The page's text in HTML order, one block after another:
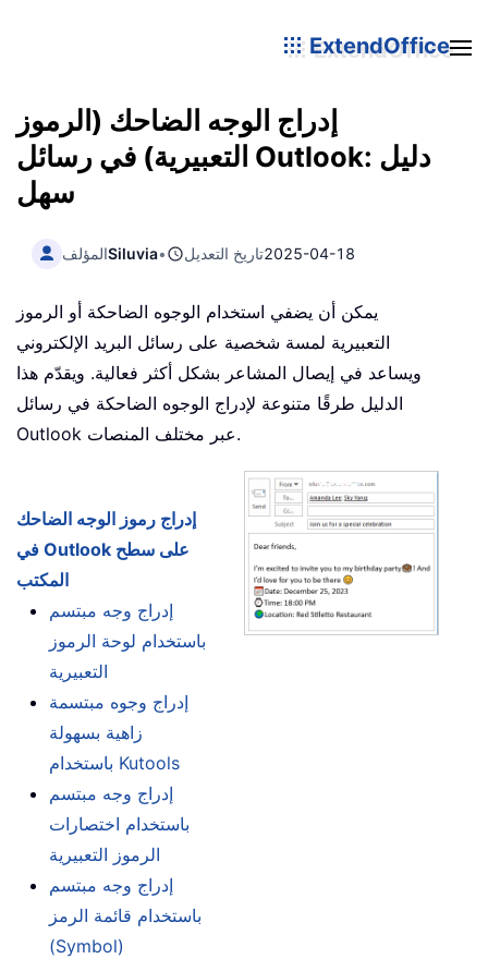
ExtendOffice
إدراج الوجه الضاحك (الرموز
التعبيرية) في رسائل Outlook: دليل
سهل
المؤلفSiluvia• تاريخ التعديل2025-04-18
يمكن أن يضفي استخدام الوجوه الضاحكة أو الرموز
التعبيرية لمسة شخصية على رسائل البريد الإلكتروني
ويساعد في إيصال المشاعر بشكل أكثر فعالية. ويقدّم هذا
الدليل طرقًا متنوعة لإدراج الوجوه الضاحكة في رسائل
Outlook عبر مختلف المنصات.
إدراج رموز الوجه الضاحك
في Outlook على سطح
المكتب
إدراج وجه مبتسم
باستخدام لوحة الرموز
التعبيرية
إدراج وجوه مبتسمة
زاهية بسهولة
باستخدام Kutools
إدراج وجه مبتسم
باستخدام اختصارات
الرموز التعبيرية
إدراج وجه مبتسم
باستخدام قائمة الرمز
(Symbol)